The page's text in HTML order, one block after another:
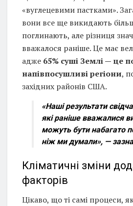
«вуглецевими пастками».
вони все ще викидають
поглинають, але різниця
вважалося раніше. Це має
адже 65% суші Землі — це
напівпосушливі регіони,
західних районів США.
«Наші результати
які раніше вважалися
можуть бути набагато
ніж ми думали», —
Кліматичні зміни
факторів
Цікаво, що ті самі процеси,